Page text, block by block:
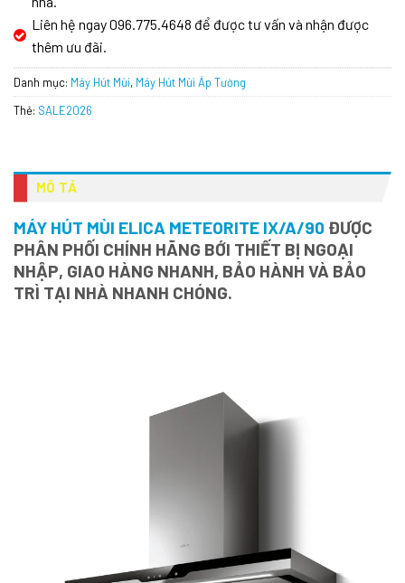
Liên hệ ngay 096.775.4648 để được tư vấn và nhận được
thêm ưu đãi.
Danh mục: Máy Hút Mùi, Máy Hút Mùi Áp Tường
Thẻ: SALE2026
MÔ TẢ
MÁY HÚT MÙI ELICA METEORITE IX/A/90 ĐƯỢC
PHÂN PHỐI CHÍNH HÃNG BỚI THIẾT BỊ NGOẠI
NHẬP, GIAO HÀNG NHANH, BẢO HÀNH VÀ BẢO
TRÌ TẠI NHÀ NHANH CHÓNG.